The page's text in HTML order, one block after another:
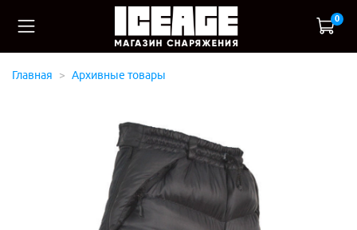
0
Главная Архивные товары